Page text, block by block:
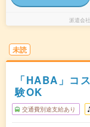
派遣会社
未読
「HABA」コ
験OK
交通費別途支給あり